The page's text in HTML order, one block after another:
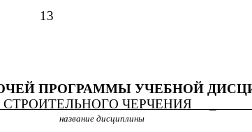
13
ПРОГРАММЫ УЧЕБНОЙ
название дисциплины